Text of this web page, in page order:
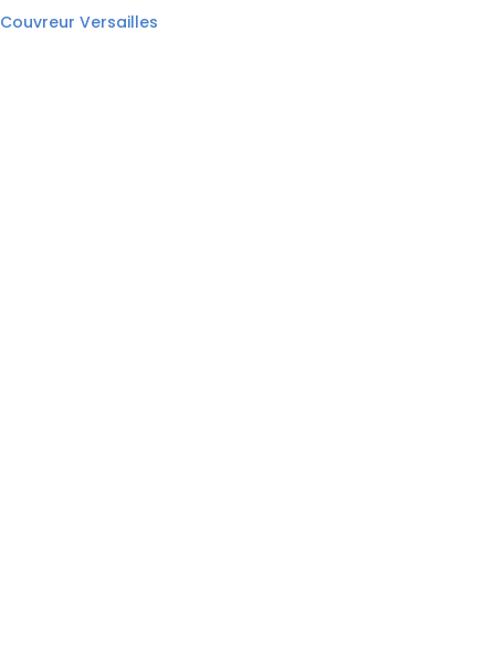
Couvreur Versailles